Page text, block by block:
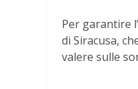
Per garantire
di Siracusa,
valere sulle